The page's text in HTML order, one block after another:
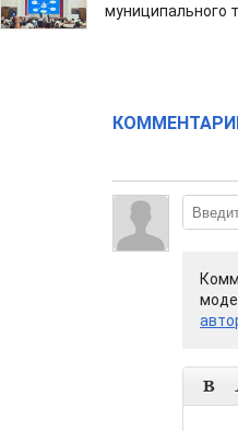
муниципального
